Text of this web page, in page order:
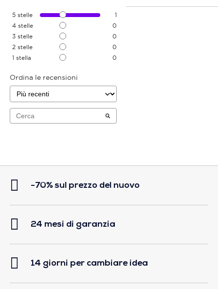
5 stelle
1
4 stelle
0
3 stelle
0
2 stelle
0
1 stella 0
Ordina le recensioni
-70% sul prezzo del nuovo
24 mesi di garanzia
14 giorni per cambiare idea